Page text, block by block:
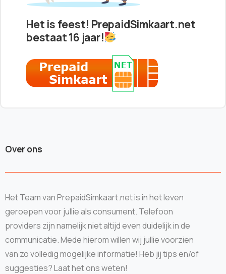
Het is feest! PrepaidSimkaart.net
bestaat 16 jaar!
Over ons
Het Team van PrepaidSimkaart.net is in het leven
geroepen voor jullie als consument. Telefoon
providers zijn namelijk niet altijd even duidelijk in de
communicatie. Mede hierom willen wij jullie voorzien
van zo volledig mogelijke informatie! Heb jij tips en/of
suggesties? Laat het ons weten!